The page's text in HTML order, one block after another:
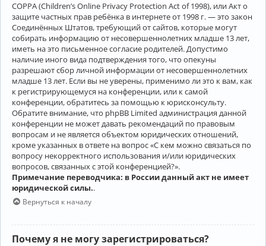
COPPA (Children’s Online Privacy Protection Act of 1998), или Акт о
защите частных прав ребёнка в интернете от 1998 г. — это закон
Соединённых Штатов, требующий от сайтов, которые могут
собирать информацию от несовершеннолетних младше 13 лет,
иметь на это письменное согласие родителей. Допустимо
наличие иного вида подтверждения того, что опекуны
разрешают сбор личной информации от несовершеннолетних
младше 13 лет. Если вы не уверены, применимо ли это к вам, как
к регистрирующемуся на конференции, или к самой
конференции, обратитесь за помощью к юрисконсульту.
Обратите внимание, что phpBB Limited администрация данной
конференции не может давать рекомендаций по правовым
вопросам и не является объектом юридических отношений,
кроме указанных в ответе на вопрос «С кем можно связаться по
вопросу некорректного использования и/или юридических
вопросов, связанных с этой конференцией?».
Примечание переводчика: в России данный акт не имеет
юридической силы..
Вернуться к началу
Почему я не могу зарегистрироваться?